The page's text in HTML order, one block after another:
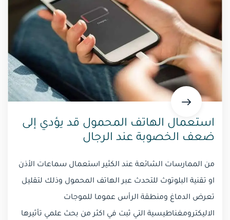
استعمال الهاتف المحمول قد يؤدي إلى
ضعف الخصوبة عند الرجال
من الممارسات الشائعة عند الكثير استعمال سماعات الأذن
او تقنية البلوتوث للتحدث عبر الهاتف المحمول وذلك لتقليل
تعرض الدماغ ومنطقة الرأس عموما للموجات
الاليكترومغناطيسية التي ثبت في اكثر من بحث علمي تأثيرها